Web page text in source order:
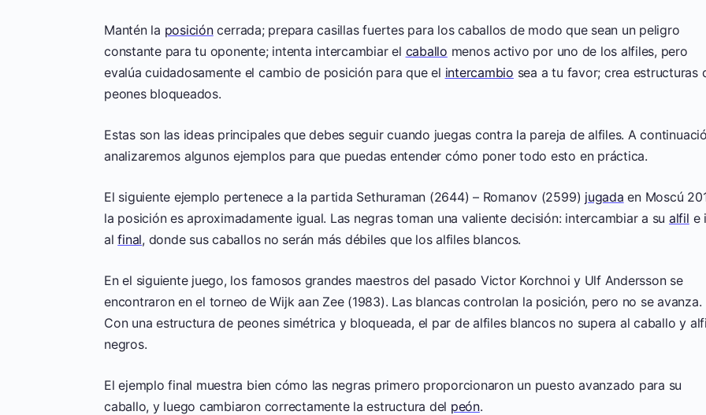
Mantén la posicióncerrada; prepara casillas fuertes para los caballos de modo que sean un peligro
constante para tu oponente; intenta intercambiar el caballo menos activo por uno de los alfiles, pero
evalúa cuidadosamente el cambio de posición para que el intercambio sea a tu favor; crea estructuras
peones bloqueados.
Estas son las ideas principales que debes seguir cuando juegas contra la pareja de alfiles. A
analizaremos algunos ejemplos para que puedas entender cómo poner todo esto en práctica.
El siguiente ejemplo pertenece a la partida Sethuraman (2644) – Romanov (2599) jugada en Moscú
la posición es aproximadamente igual. Las negras toman una valiente decisión: intercambiar a su alfil e
alfinal, donde sus caballos no serán más débiles que los alfiles blancos.
En el siguiente juego, los famosos grandes maestros del pasado Victor Korchnoi y Ulf Andersson se
encontraron en el torneo de Wijk aan Zee (1983). Las blancas controlan la posición, pero no se avanza.
Con una estructura de peones simétrica y bloqueada, el par de alfiles blancos no supera al caballo y
negros.
El ejemplo final muestra bien cómo las negras primero proporcionaron un puesto avanzado para su
caballo, y luego cambiaron correctamente la estructura del peón.